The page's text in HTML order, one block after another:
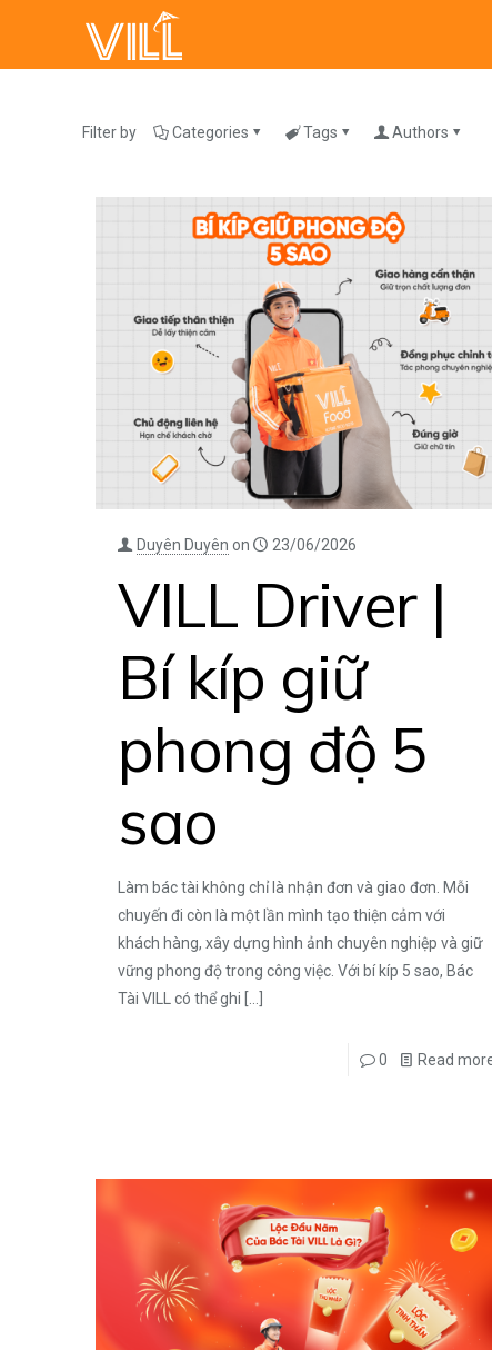
Filter by Categories Tags Authors
Duyên Duyên on 23/06/2026
VILL Driver |
Bí kíp giữ
phong độ 5
sao
Làm bác tài không chỉ là nhận đơn và giao đơn. Mỗi
chuyến đi còn là một lần mình tạo thiện cảm với
khách hàng, xây dựng hình ảnh chuyên nghiệp và giữ
vững phong độ trong công việc. Với bí kíp 5 sao, Bác
Tài VILL có thể ghi […]
0 Read